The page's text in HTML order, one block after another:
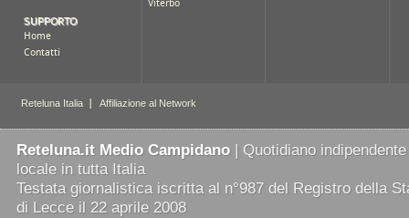
Reteluna.it Medio Campidano | Quotidiano
locale in tutta Italia
Testata giornalistica iscritta al n°987 del Registro della
di Lecce il 22 aprile 2008